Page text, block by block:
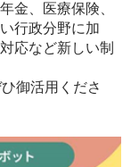
金、医療保険、
行政分野に加
応など新しい制
御活用くださ